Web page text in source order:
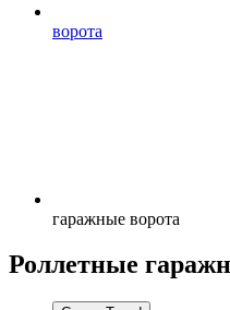
ворота
гаражные ворота
Роллетные